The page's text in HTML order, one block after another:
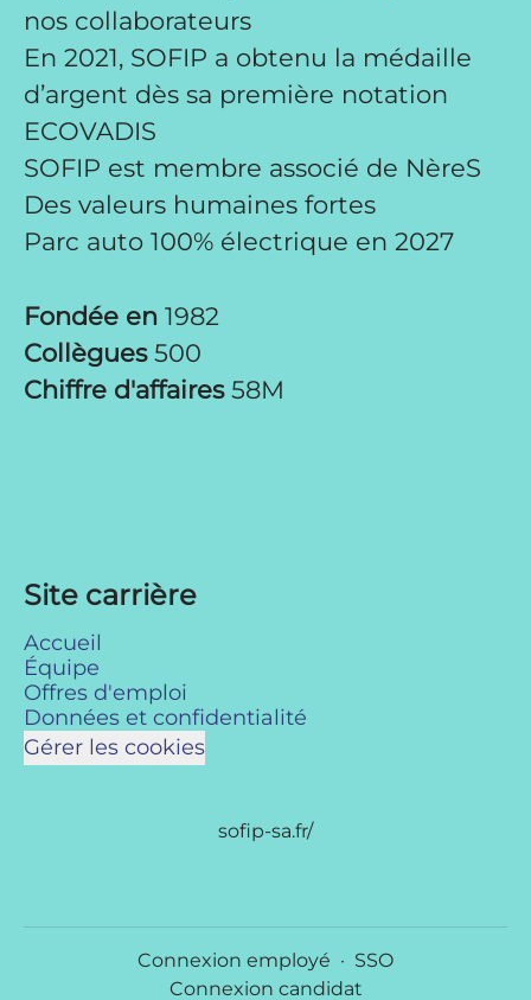
nos collaborateurs
En 2021, SOFIP a obtenu la médaille
d’argent dès sa première notation
ECOVADIS
SOFIP est membre associé de NèreS
Des valeurs humaines fortes
Parc auto 100% électrique en 2027
Fondée en 1982
Collègues 500
Chiffre d'affaires 58M
Site carrière
Accueil
Équipe
Offres d'emploi
Données et confidentialité
Gérer les cookies
sofip-sa.fr/
Connexion employé · SSO
Connexion candidat